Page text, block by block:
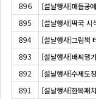
896
[설날행사]매듭공
895
[설날행사]떡국 시
894
[설날행사]그림책
893
[설날행사]배씨댕
892
[설날행사]수제도
891
[설날행사]한복패